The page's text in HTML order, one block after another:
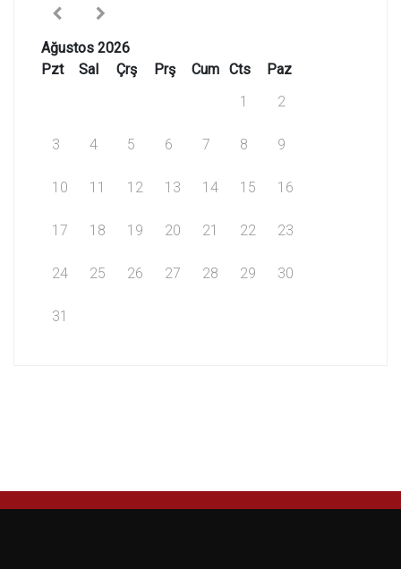
Ağustos 2026
Pzt
Sal Çrş Prş Cum Cts
Paz
1
2
3 4 5 6 7 8 9
10 11 12 13 14 15 16
17 18 19 20 21 22 23
24 25 26 27 28 29 30
31